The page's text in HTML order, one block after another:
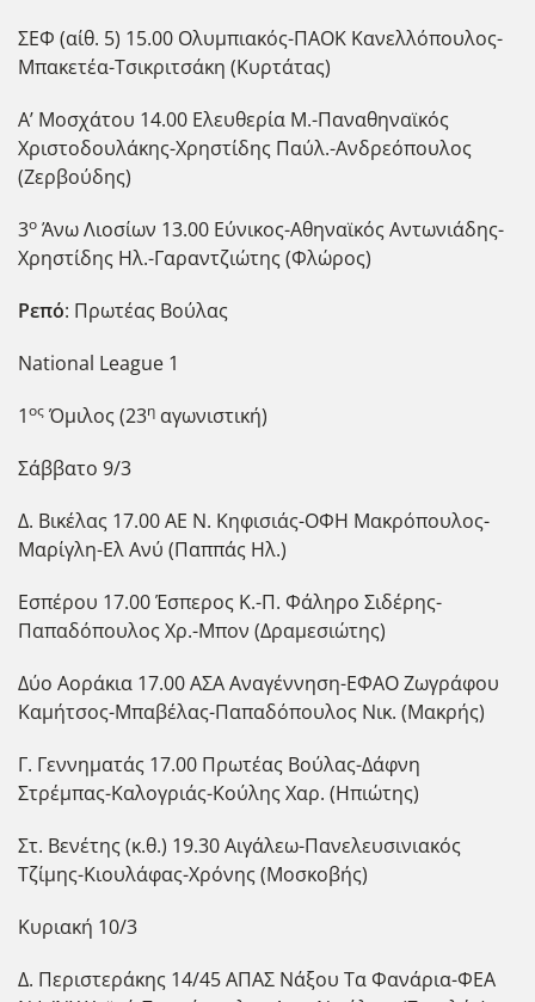
ΣΕΦ (αίθ. 5) 15.00 Ολυμπιακός-ΠΑΟΚ Κανελλόπουλος-
Μπακετέα-Τσικριτσάκη (Κυρτάτας)
Α’ Μοσχάτου 14.00 Ελευθερία Μ.-Παναθηναϊκός
Χριστοδουλάκης-Χρηστίδης Παύλ.-Ανδρεόπουλος
(Ζερβούδης)
3ο Άνω Λιοσίων 13.00 Εύνικος-Αθηναϊκός Αντωνιάδης-
Χρηστίδης Ηλ.-Γαραντζιώτης (Φλώρος)
Ρεπό: Πρωτέας Βούλας
National League 1
1ος Όμιλος (23η αγωνιστική)
Σάββατο 9/3
Δ. Βικέλας 17.00 ΑΕ Ν. Κηφισιάς-ΟΦΗ Μακρόπουλος-
Μαρίγλη-Ελ Ανύ (Παππάς Ηλ.)
Εσπέρου 17.00 Έσπερος Κ.-Π. Φάληρο Σιδέρης-
Παπαδόπουλος Χρ.-Μπον (Δραμεσιώτης)
Δύο Αοράκια 17.00 ΑΣΑ Αναγέννηση-ΕΦΑΟ Ζωγράφου
Καμήτσος-Μπαβέλας-Παπαδόπουλος Νικ. (Μακρής)
Γ. Γεννηματάς 17.00 Πρωτέας Βούλας-Δάφνη
Στρέμπας-Καλογριάς-Κούλης Χαρ. (Ηπιώτης)
Στ. Βενέτης (κ.θ.) 19.30 Αιγάλεω-Πανελευσινιακός
Τζίμης-Κιουλάφας-Χρόνης (Μοσκοβής)
Κυριακή 10/3
Δ. Περιστεράκης 14/45 ΑΠΑΣ Νάξου Τα Φανάρια-ΦΕΑ